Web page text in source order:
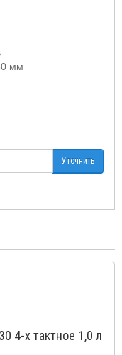
мм
Уточнить
4-х тактное 1,0 л